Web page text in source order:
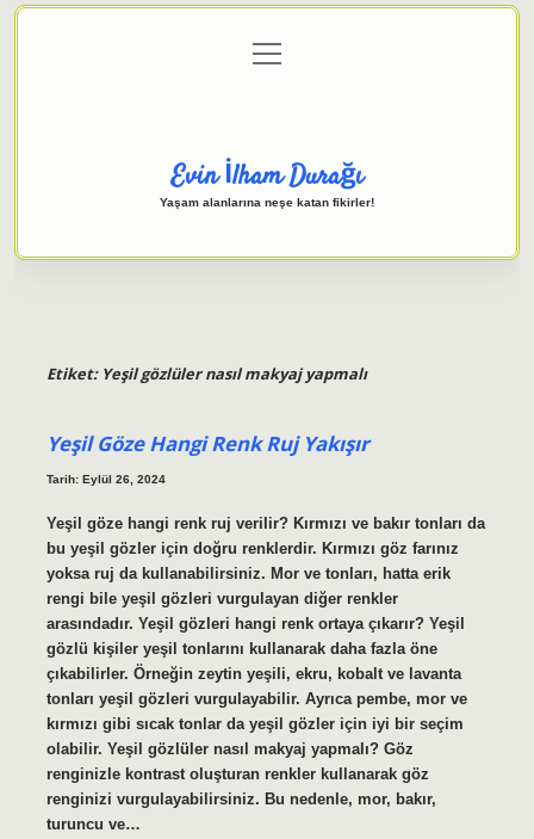
Gizlilik Politikası
menüyü
aç
Evin İlham Durağı
Yaşam alanlarına neşe katan fikirler!
Etiket: Yeşil gözlüler nasıl makyaj yapmalı
Yeşil Göze Hangi Renk Ruj Yakışır
Tarih: Eylül 26, 2024
Yeşil göze hangi renk ruj verilir? Kırmızı ve bakır tonları da
bu yeşil gözler için doğru renklerdir. Kırmızı göz farınız
yoksa ruj da kullanabilirsiniz. Mor ve tonları, hatta erik
rengi bile yeşil gözleri vurgulayan diğer renkler
arasındadır. Yeşil gözleri hangi renk ortaya çıkarır? Yeşil
gözlü kişiler yeşil tonlarını kullanarak daha fazla öne
çıkabilirler. Örneğin zeytin yeşili, ekru, kobalt ve lavanta
tonları yeşil gözleri vurgulayabilir. Ayrıca pembe, mor ve
kırmızı gibi sıcak tonlar da yeşil gözler için iyi bir seçim
olabilir. Yeşil gözlüler nasıl makyaj yapmalı? Göz
renginizle kontrast oluşturan renkler kullanarak göz
renginizi vurgulayabilirsiniz. Bu nedenle, mor, bakır,
turuncu ve…